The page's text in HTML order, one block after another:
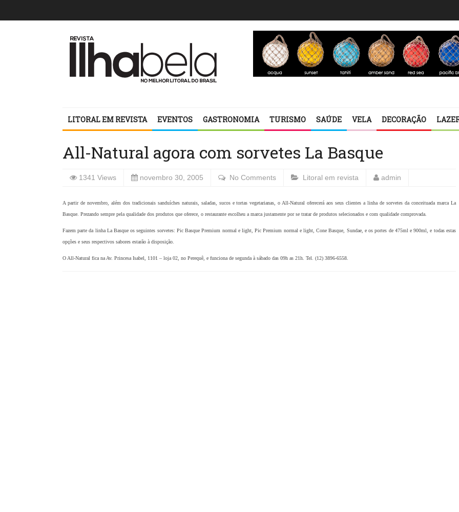
LITORAL EM REVISTA EVENTOS GASTRONOMIA TURISMO SAÚDE VELA DECORAÇÃO
All-Natural agora com sorvetes La Basque
1341 Views novembro 30, 2005 No Comments Litoral em revista admin
A partir de novembro, além dos tradicionais sanduíches naturais, saladas, sucos e tortas vegetarianas, o All-Natural oferecerá aos seus clientes a linha de sorvetes da conceituada marca La
Basque. Prezando sempre pela qualidade dos produtos que oferece, o restaurante escolheu a marca justamente por se tratar de produtos selecionados e com qualidade comprovada.
Fazem parte da linha La Basque os seguintes sorvetes: Pic Basque Premium normal e light, Pic Premium normal e light, Cone Basque, Sundae, e os portes de 475ml e 900ml, e todas estas
opções e seus respectivos sabores estarão à disposição.
O All-Natural fica na Av. Princesa Isabel, 1101 – loja 02, no Perequê, e funciona de segunda à sábado das 09h as 21h. Tel. (12) 3896-6558.